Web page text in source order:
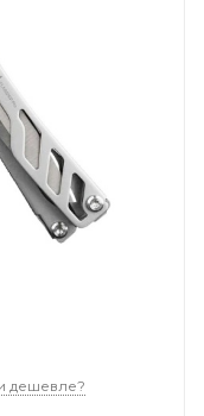
дешевле?